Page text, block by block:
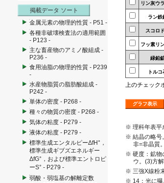
掲載データ ソート
金属元素の物理的性質 - P51 -
各種非破壊検査法の適用範囲
- P123 -
主な畜産物のアミノ酸組成 -
P236 -
食用油脂の物理的性質 - P239
-
水産物脂質の脂肪酸組成 -
P242 -
単体の密度 - P268 -
種々の物質の密度 - P268 -
気体の粘度 - P279 -
液体の粘度 - P279 -
標準生成エンタルピーΔfH°，
標準生成ギブズエネルギー
ΔfG°，および標準エントロピ
ーS° - P279 -
弱酸・弱塩基の解離定数
リン灰ウ
ラン鉄
スコロ
フッ素リ
緑鉛
トルコ
上のチェック
※ 理科年表平
※ 結晶の略号
非=非晶質
※ 硬度：鉱物
ウ。(3)方
※ 三強X線粉
※ 14：光に曝